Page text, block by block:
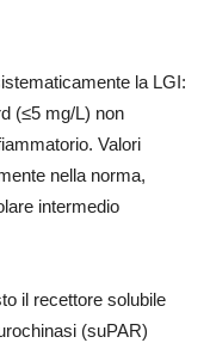
la LGI:
(≤5 mg/L) non
Valori
nella norma,
intermedio
il recettore solubile
(suPAR)